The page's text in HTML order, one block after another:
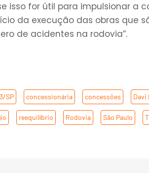
isso for útil para impulsionar a
da execução das obras que
de acidentes na rodovia”.
SP concessionária concessões Davi
reequilíbrio Rodovia São Paulo